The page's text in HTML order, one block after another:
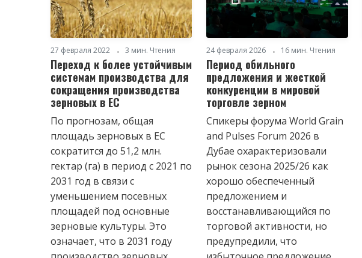
27 февраля 2022 3 мин. Чтения
Переход к более устойчивым
системам производства для
сокращения производства
зерновых в ЕС
По прогнозам, общая
площадь зерновых в ЕС
сократится до 51,2 млн.
гектар (га) в период с 2021 по
2031 год в связи с
уменьшением посевных
площадей под основные
зерновые культуры. Это
означает, что в 2031 году
24 февраля 2026 16 мин. Чтения
Период обильного
предложения и жесткой
конкуренции в мировой
торговле зерном
Спикеры форума World Grain
and Pulses Forum 2026 в
Дубае охарактеризовали
рынок сезона 2025/26 как
хорошо обеспеченный
предложением и
восстанавливающийся по
торговой активности, но
предупредили, что